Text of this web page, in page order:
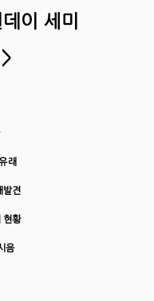
이 세미
래
발견
현황
음